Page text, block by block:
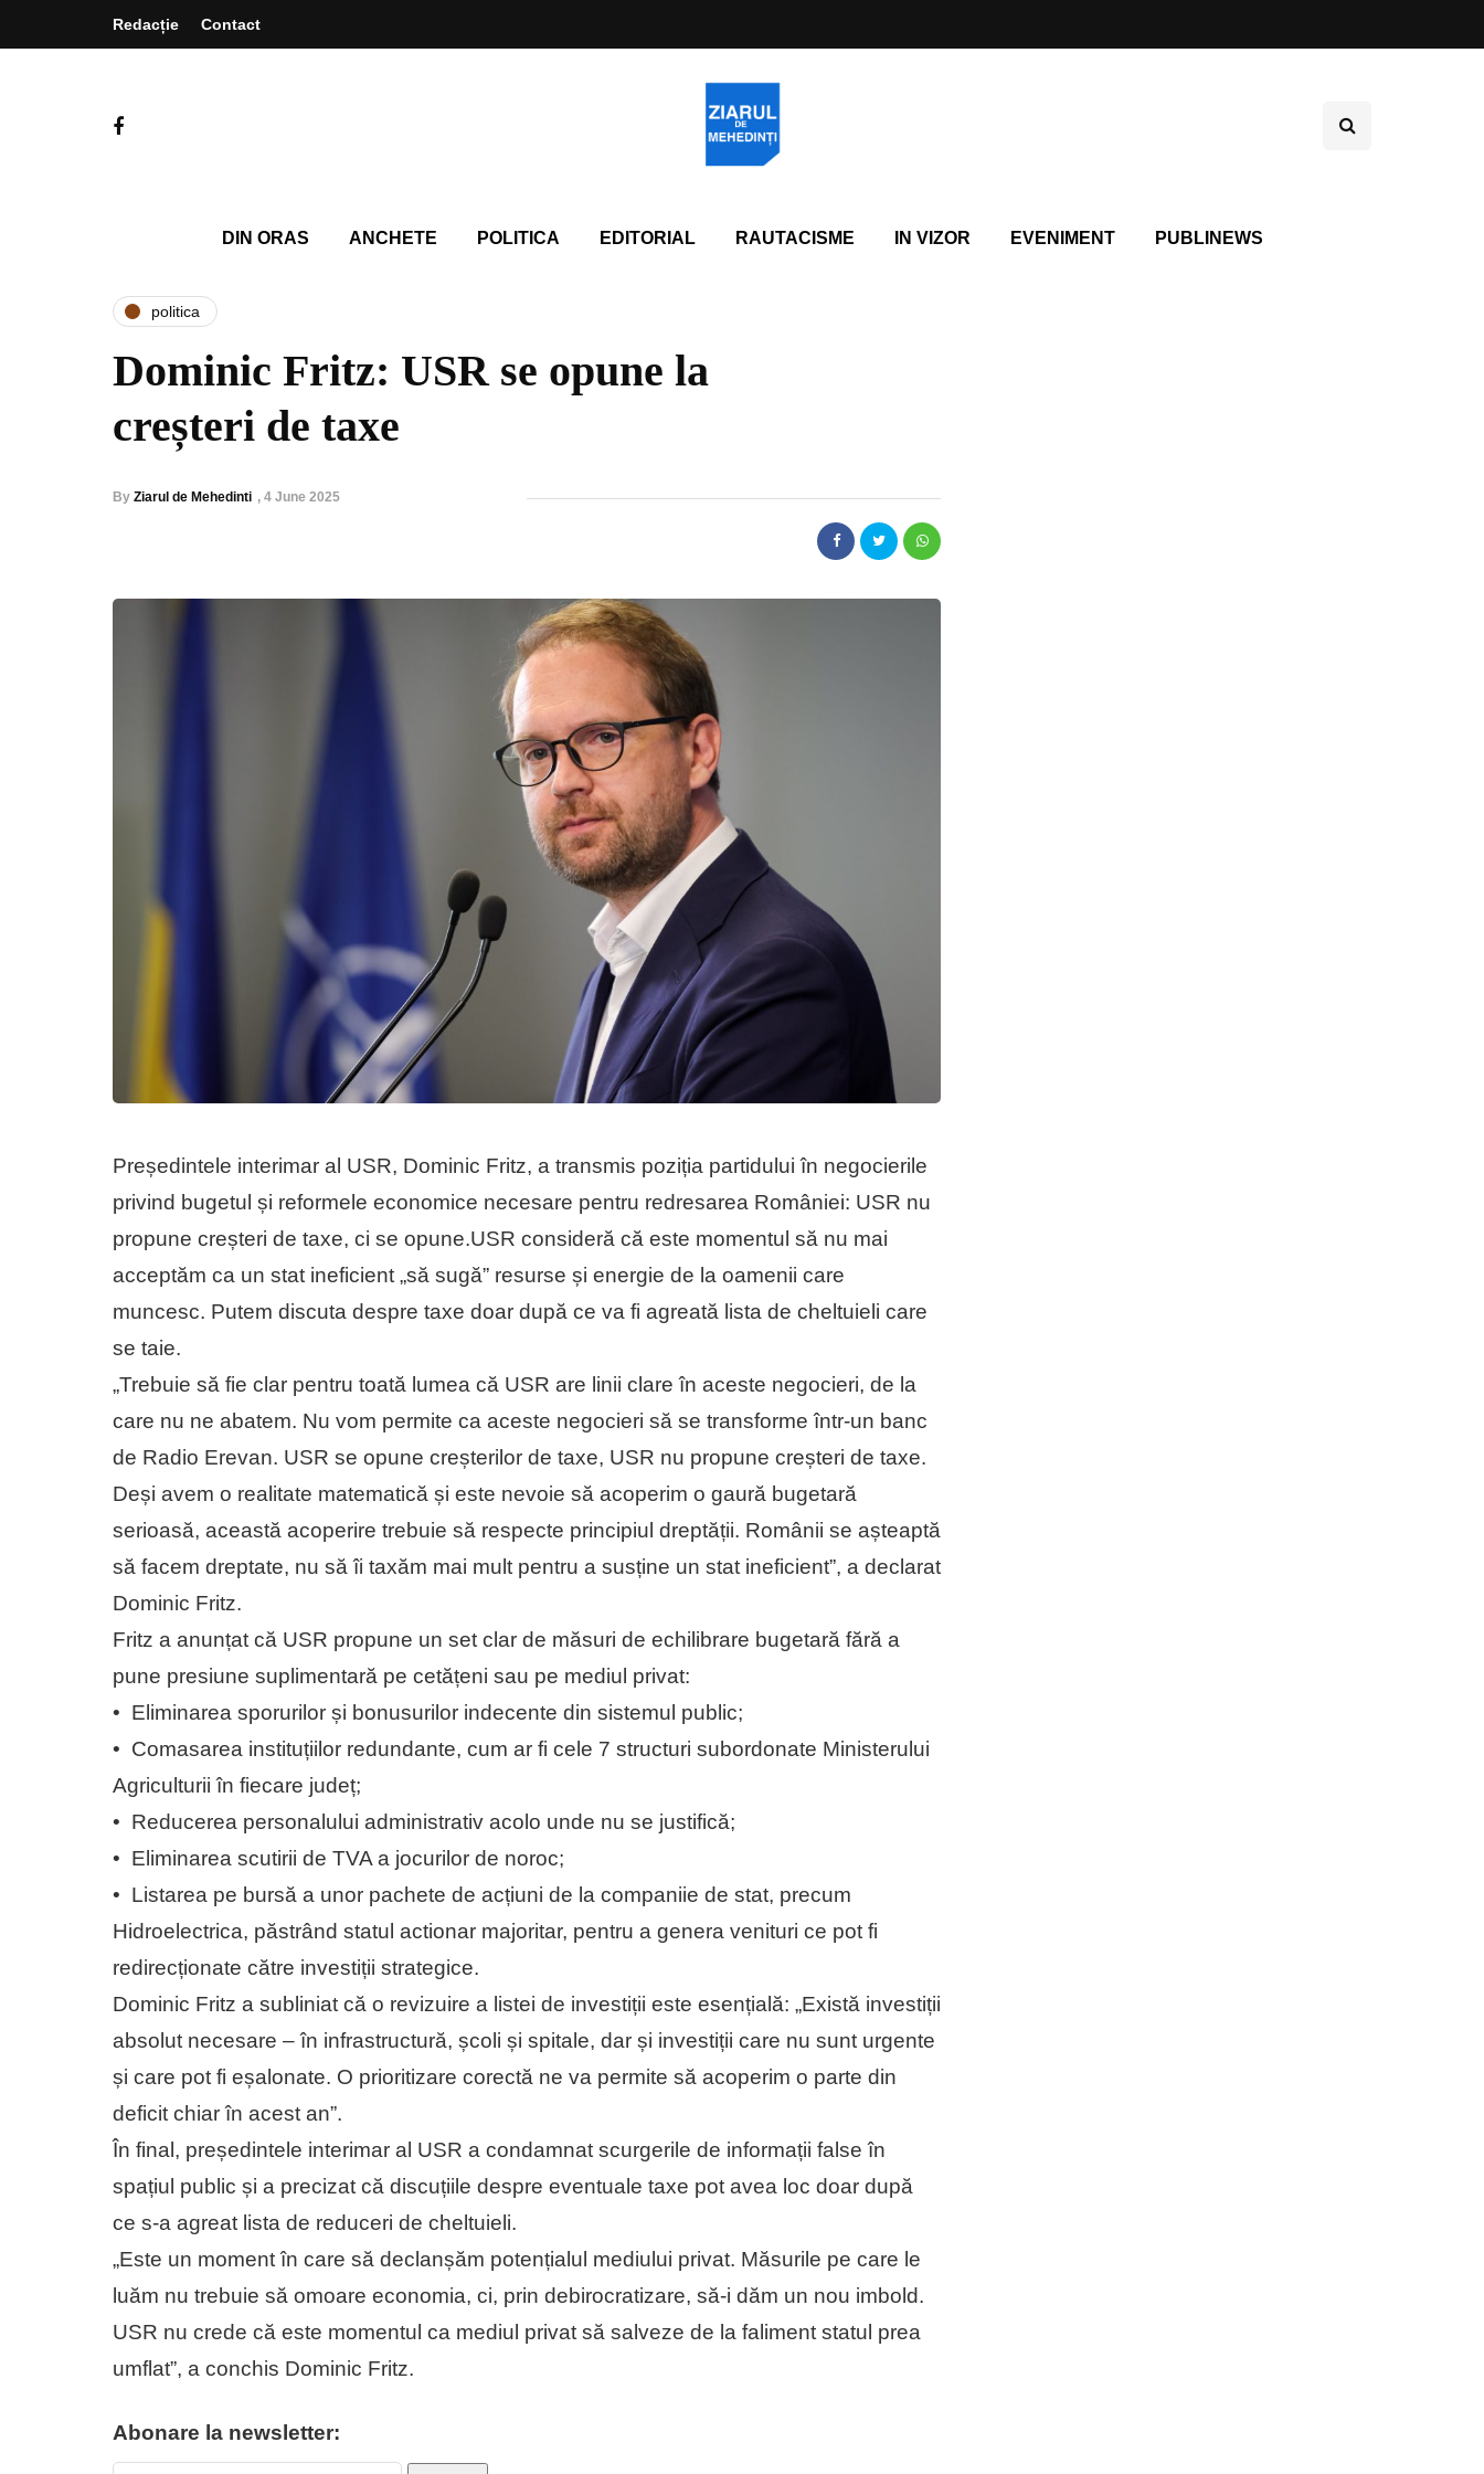
Redacție Contact
DIN ORAS ANCHETE POLITICA EDITORIAL RAUTACISME IN VIZOR EVENIMENT PUBLINEWS
politica
Dominic Fritz: USR se opune la
creșteri de taxe
By Ziarul de Mehedinti , 4 June 2025
Președintele interimar al USR, Dominic Fritz, a transmis poziția partidului în negocierile
privind bugetul și reformele economice necesare pentru redresarea României: USR nu
propune creșteri de taxe, ci se opune.USR consideră că este momentul să nu mai
acceptăm ca un stat ineficient „să sugă” resurse și energie de la oamenii care
muncesc. Putem discuta despre taxe doar după ce va fi agreată lista de cheltuieli care
se taie.
„Trebuie să fie clar pentru toată lumea că USR are linii clare în aceste negocieri, de la
care nu ne abatem. Nu vom permite ca aceste negocieri să se transforme într-un banc
de Radio Erevan. USR se opune creșterilor de taxe, USR nu propune creșteri de taxe.
Deși avem o realitate matematică și este nevoie să acoperim o gaură bugetară
serioasă, această acoperire trebuie să respecte principiul dreptății. Românii se așteaptă
să facem dreptate, nu să îi taxăm mai mult pentru a susține un stat ineficient”, a declarat
Dominic Fritz.
Fritz a anunțat că USR propune un set clar de măsuri de echilibrare bugetară fără a
pune presiune suplimentară pe cetățeni sau pe mediul privat:
•⁠ ⁠Eliminarea sporurilor și bonusurilor indecente din sistemul public;
•⁠ ⁠Comasarea instituțiilor redundante, cum ar fi cele 7 structuri subordonate Ministerului
Agriculturii în fiecare județ;
•⁠ ⁠Reducerea personalului administrativ acolo unde nu se justifică;
•⁠ ⁠Eliminarea scutirii de TVA a jocurilor de noroc;
•⁠ ⁠Listarea pe bursă a unor pachete de acțiuni de la companiie de stat, precum
Hidroelectrica, păstrând statul actionar majoritar, pentru a genera venituri ce pot fi
redirecționate către investiții strategice.
Dominic Fritz a subliniat că o revizuire a listei de investiții este esențială: „Există investiții
absolut necesare – în infrastructură, școli și spitale, dar și investiții care nu sunt urgente
și care pot fi eșalonate. O prioritizare corectă ne va permite să acoperim o parte din
deficit chiar în acest an”.
În final, președintele interimar al USR a condamnat scurgerile de informații false în
spațiul public și a precizat că discuțiile despre eventuale taxe pot avea loc doar după
ce s-a agreat lista de reduceri de cheltuieli.
„Este un moment în care să declanșăm potențialul mediului privat. Măsurile pe care le
luăm nu trebuie să omoare economia, ci, prin debirocratizare, să-i dăm un nou imbold.
USR nu crede că este momentul ca mediul privat să salveze de la faliment statul prea
umflat”, a conchis Dominic Fritz.
Abonare la newsletter: